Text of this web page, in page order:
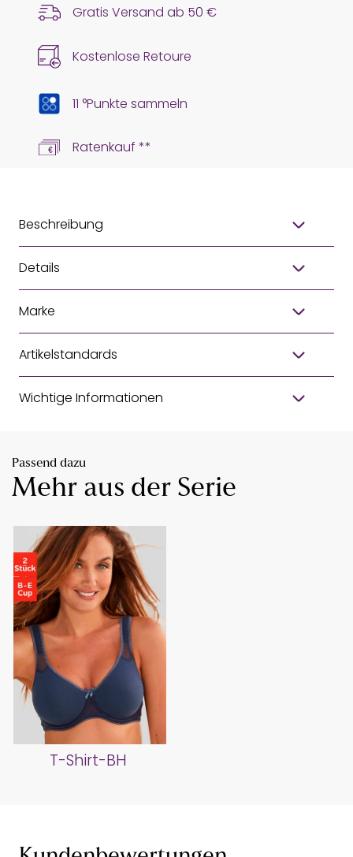
Gratis Versand ab 50 €
Kostenlose Retoure
11 °Punkte sammeln
Ratenkauf **
Beschreibung
Details
Marke
Artikelstandards
Wichtige Informationen
Passend dazu
Mehr aus der Serie
T-Shirt-BH